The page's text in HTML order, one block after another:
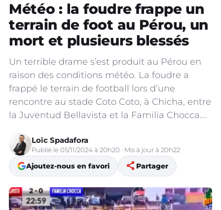
Météo : la foudre frappe un
terrain de foot au Pérou, un
mort et plusieurs blessés
Un terrible drame s’est produit au Pérou en
raison des conditions météo. La foudre a
frappé le terrain de football lors d’une
rencontre au stade Coto Coto, à Chicha, entre
la Juventud Bellavista et la Familia Chocca.…
Loïc Spadafora
Publié le 05/11/2024 à 20h20 · Mis à jour à 20h22
Ajoutez-nous en favori share Partager